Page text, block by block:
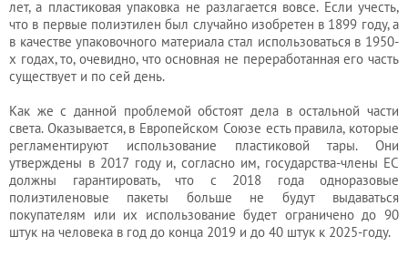
лет, а пластиковая упаковка не разлагается вовсе. Если учесть,
что в первые полиэтилен был случайно изобретен в 1899 году, а
в качестве упаковочного материала стал использоваться в 1950-
х годах, то, очевидно, что основная не переработанная его часть
существует и по сей день.
Как же с данной проблемой обстоят дела в остальной части
света. Оказывается, в Европейском Союзе есть правила, которые
регламентируют использование пластиковой тары. Они
утверждены в 2017 году и, согласно им, государства-члены ЕС
должны гарантировать, что с 2018 года одноразовые
полиэтиленовые пакеты больше не будут выдаваться
покупателям или их использование будет ограничено до 90
штук на человека в год до конца 2019 и до 40 штук к 2025-году.